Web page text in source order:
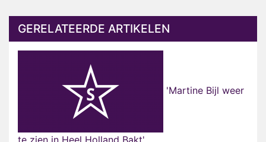
GERELATEERDE ARTIKELEN
'Martine Bijl weer